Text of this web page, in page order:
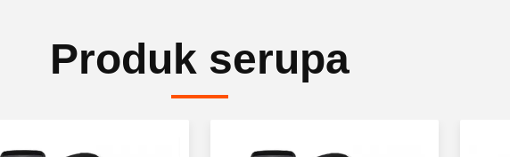
Produk serupa